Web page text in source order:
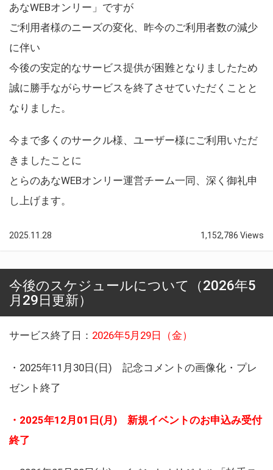
あなWEBオンリー」ですが
ご利用者様のニーズの変化、昨今のご利用者数の減少
に伴い
今後の安定的なサービス提供が困難となりましたため
誠に勝手ながらサービスを終了させていただくことと
なりました。
今まで多くのサークル様、ユーザー様にご利用いただ
きましたことに
とらのあなWEBオンリー運営チーム一同、深く御礼申
し上げます。
2025.11.28 1,152,786 Views
今後のスケジュールについて（2026年5
月29日更新）
サービス終了日： 2026年5月29日（金）
・2025年11月30日(日) 記念コメントの画像化・プレ
ゼント終了
・2025年12月01日(月) 新規イベントのお申込み受付
終了